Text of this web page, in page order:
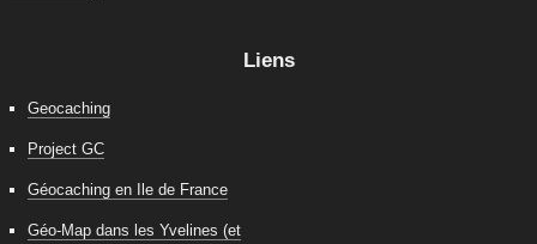
Liens
Geocaching
Project GC
Géocaching en Ile de France
Géo-Map dans les Yvelines (et